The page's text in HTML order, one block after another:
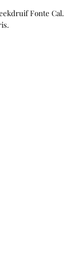
Fonte Cal.